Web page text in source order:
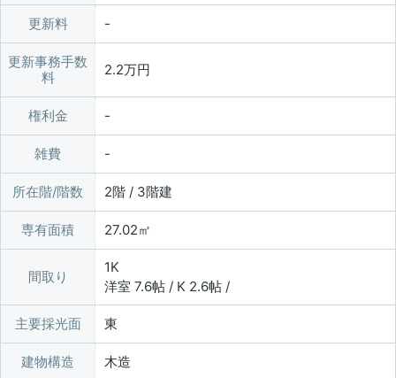
更新料
更新事務手数
料
2.2万円
権利金
雑費
所在階/階数 2階 / 3階建
専有面積 27.02㎡
間取り
1K
洋室 7.6帖 / K 2.6帖 /
主要採光面 東
建物構造 木造